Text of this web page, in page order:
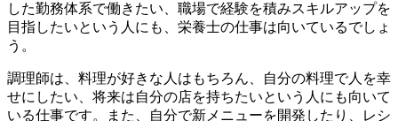
した勤務体系で働きたい、職場で経験を積みスキルアップを
目指したいという人にも、栄養士の仕事は向いているでしょ
う。
調理師は、 料理が好きな人はもちろん、
自分の料理で人を幸
せにしたい、将来は自分の店を持ちたいという人にも向いて
いる仕事です。また、自分で新メニューを開発したり、レシ